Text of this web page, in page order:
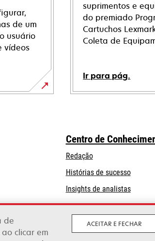
de um
usuário
vídeos
suprimentos e
do premiado
Cartuchos
Coleta de
Ir para pág.
Centro de
Redação
Histórias de sucesso
Insights de analistas
de
clicar em
ACEITAR E FECHAR